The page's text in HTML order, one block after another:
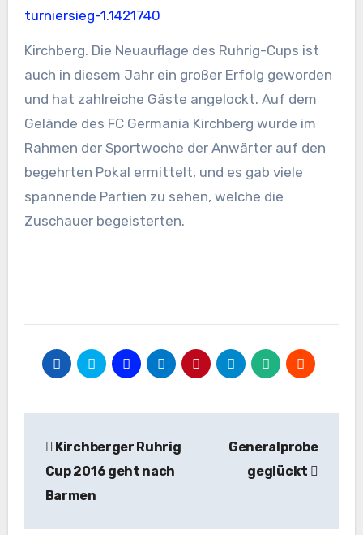
turniersieg-1.1421740
Kirchberg. Die Neuauflage des Ruhrig-Cups ist
auch in diesem Jahr ein großer Erfolg geworden
und hat zahlreiche Gäste angelockt. Auf dem
Gelände des FC Germania Kirchberg wurde im
Rahmen der Sportwoche der Anwärter auf den
begehrten Pokal ermittelt, und es gab viele
spannende Partien zu sehen, welche die
Zuschauer begeisterten.
Kirchberger Ruhrig
Cup 2016 geht nach
Barmen
Generalprobe
geglückt